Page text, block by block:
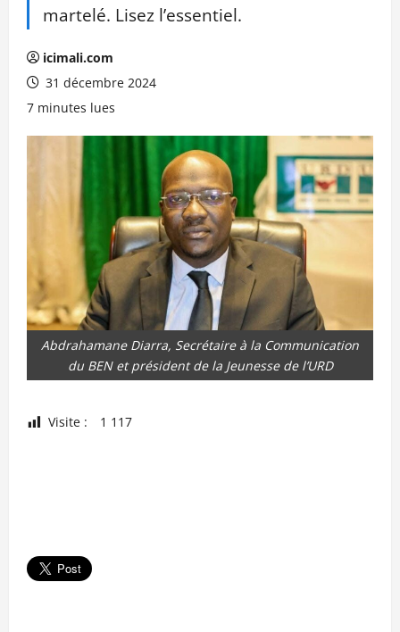
martelé. Lisez l’essentiel.
icimali.com
31 décembre 2024
7 minutes lues
Abdrahamane Diarra, Secrétaire à la Communication
du BEN et président de la Jeunesse de l’URD
Visite : 1 117